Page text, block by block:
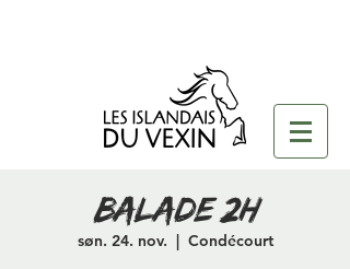
Balade 2H
søn. 24. nov.
  |
Condécourt